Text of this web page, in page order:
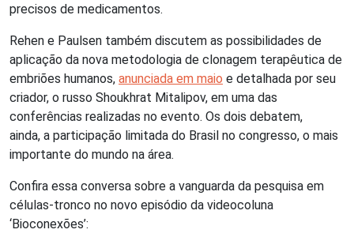
precisos de medicamentos.
Rehen e Paulsen também discutem as possibilidades de
aplicação da nova metodologia de clonagem terapêutica de
embriões humanos, anunciada em maio e detalhada por seu
criador, o russo Shoukhrat Mitalipov, em uma das
conferências realizadas no evento. Os dois debatem,
ainda, a participação limitada do Brasil no congresso, o mais
importante do mundo na área.
Confira essa conversa sobre a vanguarda da pesquisa em
células-tronco no novo episódio da videocoluna
‘Bioconexões’: